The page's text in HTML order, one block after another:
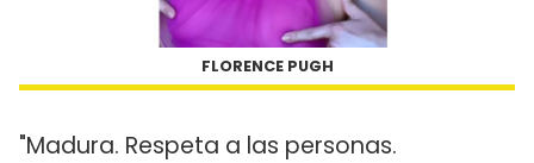
FLORENCE PUGH
"Madura. Respeta a las personas.